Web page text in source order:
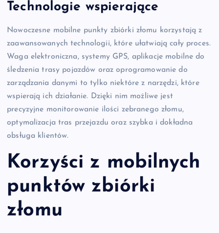
Technologie wspierające
Nowoczesne mobilne punkty zbiórki złomu korzystają z
zaawansowanych technologii, które ułatwiają cały proces.
Waga elektroniczna, systemy GPS, aplikacje mobilne do
śledzenia trasy pojazdów oraz oprogramowanie do
zarządzania danymi to tylko niektóre z narzędzi, które
wspierają ich działanie. Dzięki nim możliwe jest
precyzyjne monitorowanie ilości zebranego złomu,
optymalizacja tras przejazdu oraz szybka i dokładna
obsługa klientów.
Korzyści z mobilnych
punktów zbiórki
złomu